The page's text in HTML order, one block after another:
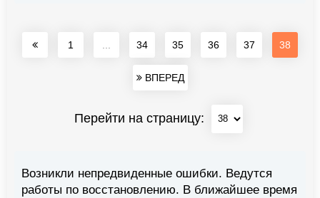
1 34 35 36 37 38
ВПЕРЕД
Перейти на страницу:
Возникли непредвиденные ошибки. Ведутся
работы по восстановлению. В ближайшее время